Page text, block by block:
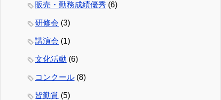
販売・勤務成績優秀 (6)
研修会 (3)
講演会 (1)
文化活動 (6)
コンクール (8)
皆勤賞 (5)